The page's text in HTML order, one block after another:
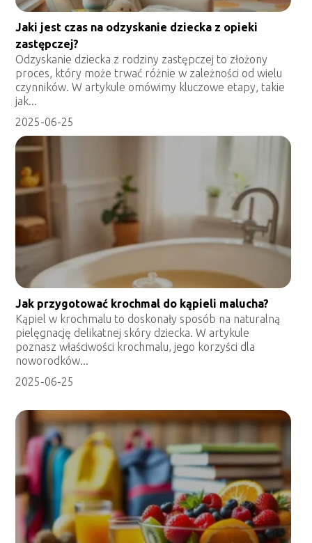
Jaki jest czas na odzyskanie dziecka z opieki
zastępczej?
Odzyskanie dziecka z rodziny zastępczej to złożony
proces, który może trwać różnie w zależności od wielu
czynników. W artykule omówimy kluczowe etapy, takie
jak...
2025-06-25
Jak przygotować krochmal do kąpieli malucha?
Kąpiel w krochmalu to doskonały sposób na naturalną
pielęgnację delikatnej skóry dziecka. W artykule
poznasz właściwości krochmalu, jego korzyści dla
noworodków...
2025-06-25